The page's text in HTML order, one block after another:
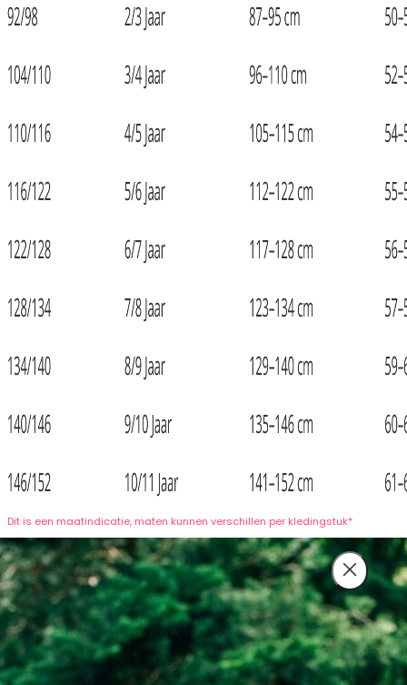
Dit is een maatindicatie, maten kunnen verschillen per kledingstuk*